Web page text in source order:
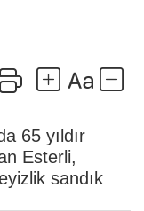
65 yıldır
Esterli,
sandık